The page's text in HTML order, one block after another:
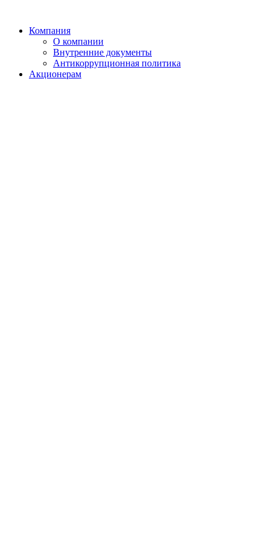
Компания
О компании
Внутренние документы
Антикоррупционная политика
Акционерам